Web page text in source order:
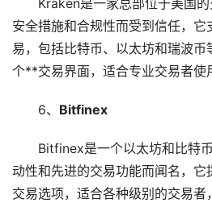
Kraken是一家总部位于美国
安全措施和合规性而受到信任，它
易，包括比特币、以太坊和瑞波
个**交易界面，适合专业交易者使
6、 Bitfinex
Bitfinex是一个以太坊和比特
动性和先进的交易功能而闻名，
交易选项，适合各种级别的交易